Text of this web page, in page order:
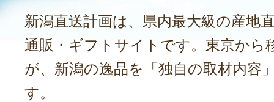
新潟直送計画は、県内最大級の産地
通販・ギフトサイトです。東京から
が、新潟の逸品を「独自の取材内容
す。